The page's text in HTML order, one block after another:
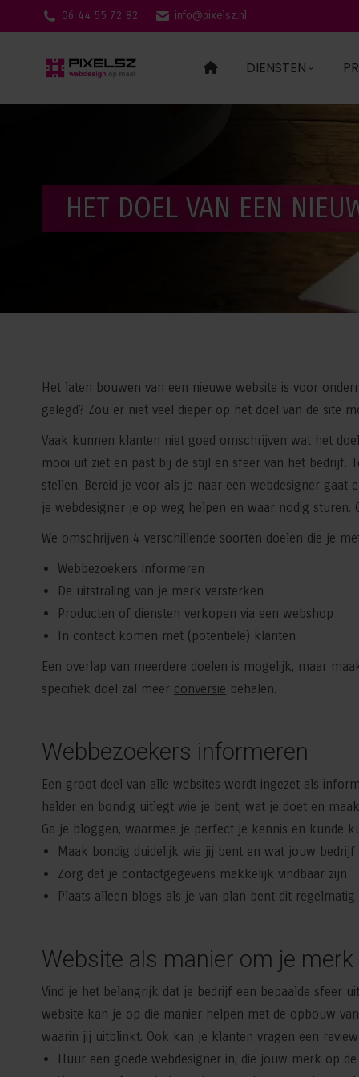
06 44 55 72 82 info@pixelsz.nl
DIENSTEN
HET DOEL VAN EEN
Het laten bouwen van een nieuwe website is voor
gelegd? Zou er niet veel dieper op het doel van de site
Vaak kunnen klanten niet goed omschrijven wat het
mooi uit ziet en past bij de stijl en sfeer van het bedrijf.
stellen. Bereid je voor als je naar een webdesigner
je webdesigner je op weg helpen en waar nodig sturen.
We omschrijven 4 verschillende soorten doelen die je
Webbezoekers informeren
De uitstraling van je merk versterken
Producten of diensten verkopen via een webshop
In contact komen met (potentiële) klanten
Een overlap van meerdere doelen is mogelijk, maar
specifiek doel zal meer conversie behalen.
Webbezoekers informeren
Een groot deel van alle websites wordt ingezet als
helder en bondig uitlegt wie je bent, wat je doet en
Ga je bloggen, waarmee je perfect je kennis en kunde
Maak bondig duidelijk wie jij bent en wat jouw bedrijf
Zorg dat je contactgegevens makkelijk vindbaar zijn
Plaats alleen blogs als je van plan bent dit
Website als manier om je
Vind je het belangrijk dat je bedrijf een bepaalde sfeer
website kan je op die manier helpen met de opbouw
waarin jij uitblinkt. Ook kan je klanten vragen een
Huur een goede webdesigner in, die jouw merk op